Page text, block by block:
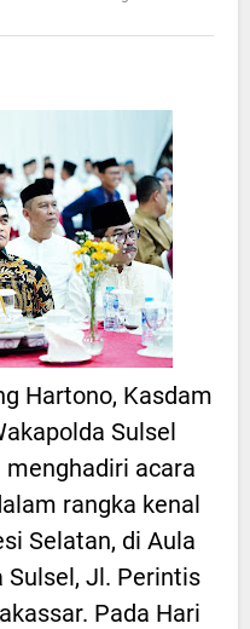
Hartono, Kasdam
Sulsel
menghadiri acara
rangka kenal
Selatan, di Aula
Sulsel, Jl. Perintis
Pada Hari